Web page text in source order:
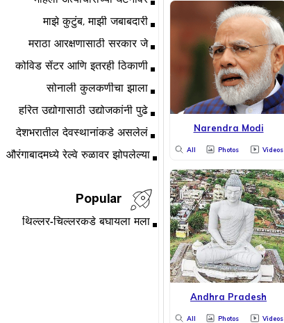
Popular
Narendra Modi
All Photos Videos
Andhra Pradesh
All Photos Videos